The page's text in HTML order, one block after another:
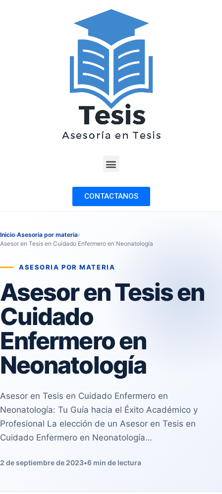
CONTACTANOS
Inicio›Asesoria por materia›
Asesor en Tesis en Cuidado Enfermero en Neonatología
ASESORIA POR MATERIA
Asesor en Tesis en
Cuidado
Enfermero en
Neonatología
Asesor en Tesis en Cuidado Enfermero en
Neonatología: Tu Guía hacia el Éxito Académico y
Profesional La elección de un Asesor en Tesis en
Cuidado Enfermero en Neonatología…
2 de septiembre de 2023•6 min de lectura